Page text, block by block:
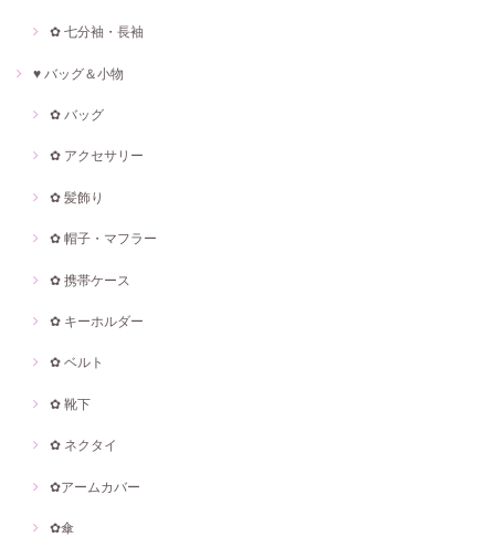
✿ 七分袖・長袖
♥ バッグ＆小物
✿ バッグ
✿ アクセサリー
✿ 髪飾り
✿ 帽子・マフラー
✿ 携帯ケース
✿ キーホルダー
✿ ベルト
✿ 靴下
✿ ネクタイ
✿アームカバー
✿傘